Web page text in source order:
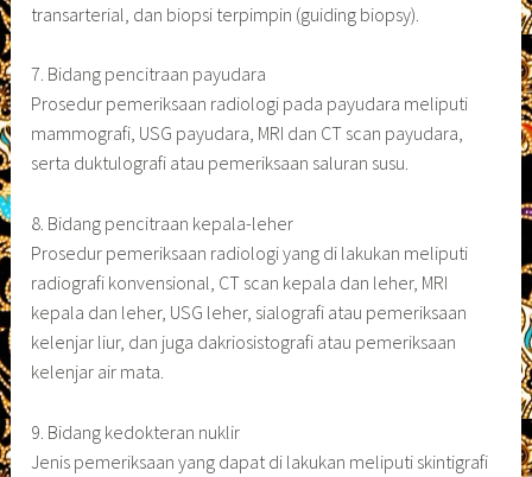
transarterial, dan biopsi terpimpin (guiding biopsy).
7. Bidang pencitraan payudara
Prosedur pemeriksaan radiologi pada payudara meliputi
mammografi, USG payudara, MRI dan CT scan payudara,
serta duktulografi atau pemeriksaan saluran susu.
8. Bidang pencitraan kepala-leher
Prosedur pemeriksaan radiologi yang di lakukan meliputi
radiografi konvensional, CT scan kepala dan leher, MRI
kepala dan leher, USG leher, sialografi atau pemeriksaan
kelenjar liur, dan juga dakriosistografi atau pemeriksaan
kelenjar air mata.
9. Bidang kedokteran nuklir
Jenis pemeriksaan yang dapat di lakukan meliputi skintigrafi